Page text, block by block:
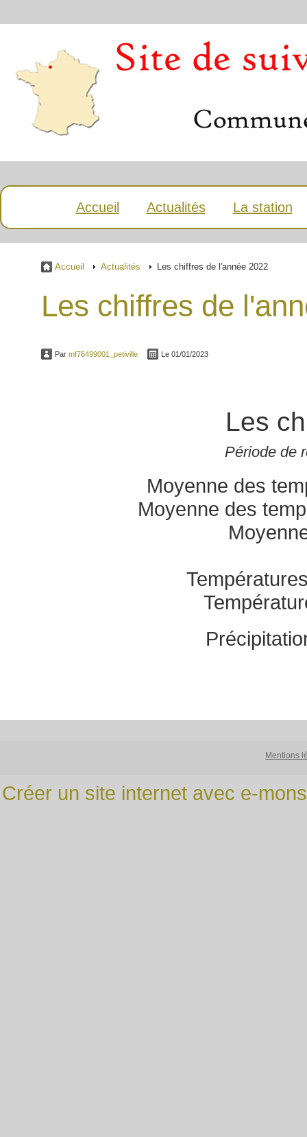
Accueil Actualités La station
Accueil Actualités Les chiffres de l'année 2022
Les chiffres de
Par mf76499001_petiville Le 01/01/2023
Les
Période de
Moyenne des
Moyenne des
Mentions
Créer un site internet avec e-